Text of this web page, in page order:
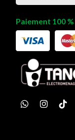
Paiement 100